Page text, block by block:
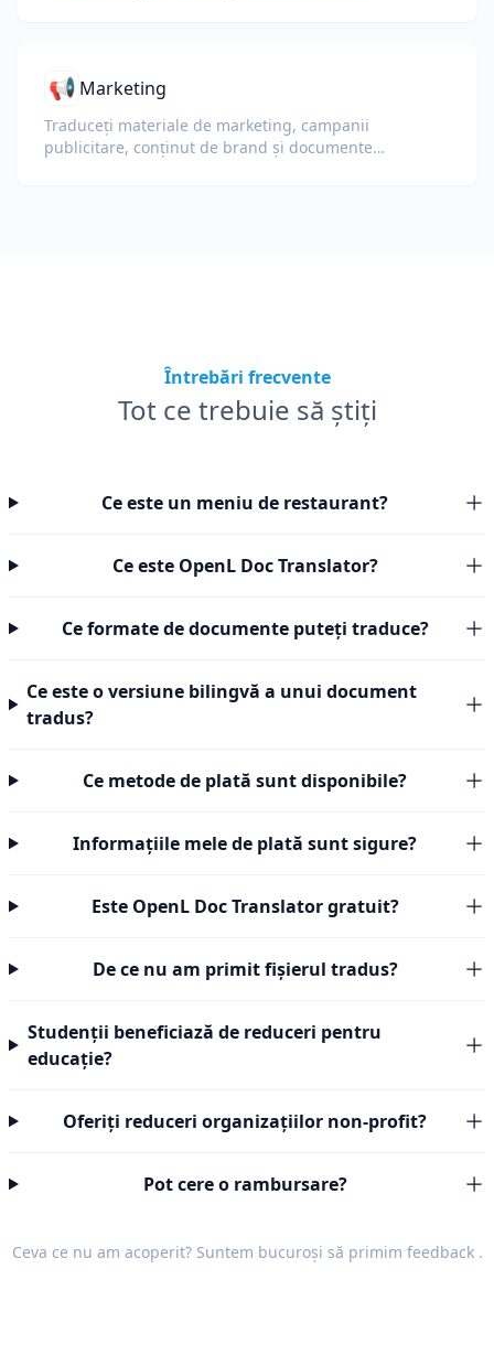
📢 Marketing
Traduceți materiale de marketing, campanii
publicitare, conținut de brand și documente
Întrebări frecvente
Tot ce trebuie să știți
Ce este un meniu de restaurant?
Ce este OpenL Doc Translator?
Ce formate de documente puteți traduce?
Ce este o versiune bilingvă a unui document
tradus?
Ce metode de plată sunt disponibile?
Informațiile mele de plată sunt sigure?
Este OpenL Doc Translator gratuit?
De ce nu am primit fișierul tradus?
Studenții beneficiază de reduceri pentru
educație?
Oferiți reduceri organizațiilor non-profit?
Pot cere o rambursare?
Ceva ce nu am acoperit? Suntem bucuroși să primim feedback.